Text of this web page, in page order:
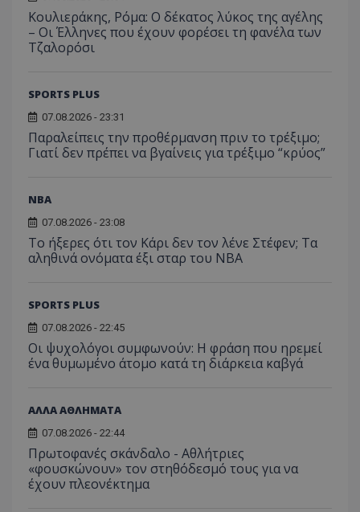
Κουλιεράκης, Ρόμα: Ο δέκατος λύκος της αγέλης
– Οι Έλληνες που έχουν φορέσει τη φανέλα των
Τζαλορόσι
SPORTS PLUS
07.08.2026 - 23:31
Παραλείπεις την προθέρμανση πριν το τρέξιμο;
Γιατί δεν πρέπει να βγαίνεις για τρέξιμο “κρύος”
NBA
07.08.2026 - 23:08
Το ήξερες ότι τον Κάρι δεν τον λένε Στέφεν; Τα
αληθινά ονόματα έξι σταρ του NBA
SPORTS PLUS
07.08.2026 - 22:45
Οι ψυχολόγοι συμφωνούν: Η φράση που ηρεμεί
ένα θυμωμένο άτομο κατά τη διάρκεια καβγά
ΑΛΛΑ ΑΘΛΗΜΑΤΑ
07.08.2026 - 22:44
Πρωτοφανές σκάνδαλο - Aθλήτριες
«φουσκώνουν» τον στηθόδεσμό τους για να
έχουν πλεονέκτημα